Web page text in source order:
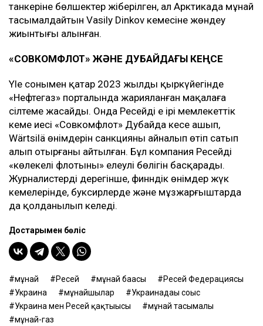
танкеріне бөлшектер жіберілген, ал Арктикада мұнай
тасымалдайтын Vasily Dinkov кемесіне жөндеу
жиынтығы алынған.
«СОВКОМФЛОТ» ЖӘНЕ ДУБАЙДАҒЫ КЕҢСЕ
Yle сонымен қатар 2023 жылдың қыркүйегінде
«Нефтегаз» порталында жарияланған мақалаға
сілтеме жасайды. Онда Ресейдің ең ірі мемлекеттік
кеме иесі «Совкомфлот» Дубайда кеңсе ашып,
Wärtsilä өнімдерін санкцияны айналып өтіп сатып
алып отырғаны айтылған. Бұл компания Ресейдің
«көлеңкелі флотының» елеулі бөлігін басқарады.
Журналистердің дерегінше, финндік өнімдер жүк
кемелерінде, буксирлерде және мұзжарғыштарда
да қолданылып келеді.
Достарыңмен бөліс
мұнай Ресей мұнай бағасы
Ресей Федерациясы
Украина
мұнайшылар
Украинадағы соғыс
Украина мен Ресей қақтығысы
мұнай тасымалы
мұнай-газ